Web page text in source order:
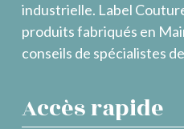
industrielle. Label
produits fabriqués en
conseils de spécialistes
Accès rapide